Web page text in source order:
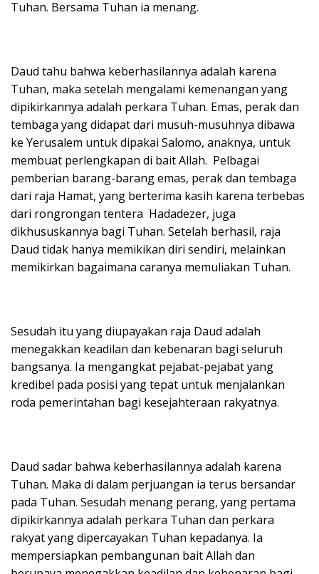
Tuhan. Bersama Tuhan ia menang.
Daud tahu bahwa keberhasilannya adalah karena
Tuhan, maka setelah mengalami kemenangan yang
dipikirkannya adalah perkara Tuhan. Emas, perak dan
tembaga yang didapat dari musuh-musuhnya dibawa
ke Yerusalem untuk dipakai Salomo, anaknya, untuk
membuat perlengkapan di bait Allah. Pelbagai
pemberian barang-barang emas, perak dan tembaga
dari raja Hamat, yang berterima kasih karena terbebas
dari rongrongan tentera Hadadezer, juga
dikhususkannya bagi Tuhan. Setelah berhasil, raja
Daud tidak hanya memikikan diri sendiri, melainkan
memikirkan bagaimana caranya memuliakan Tuhan.
Sesudah itu yang diupayakan raja Daud adalah
menegakkan keadilan dan kebenaran bagi seluruh
bangsanya. Ia mengangkat pejabat-pejabat yang
kredibel pada posisi yang tepat untuk menjalankan
roda pemerintahan bagi kesejahteraan rakyatnya.
Daud sadar bahwa keberhasilannya adalah karena
Tuhan. Maka di dalam perjuangan ia terus bersandar
pada Tuhan. Sesudah menang perang, yang pertama
dipikirkannya adalah perkara Tuhan dan perkara
rakyat yang dipercayakan Tuhan kepadanya. Ia
mempersiapkan pembangunan bait Allah dan